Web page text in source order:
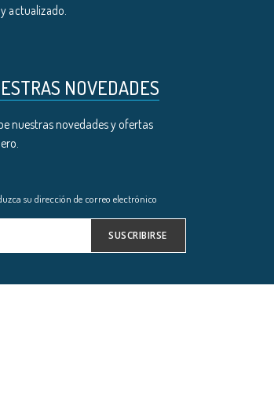
actualizado.
NOVEDADES
nuestras novedades y ofertas
su dirección de correo electrónico
SUSCRIBIRSE